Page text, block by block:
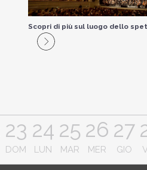
Scopri di più sul luogo dello
23
DOM
24
LUN
25
MAR
26
MER
27
GIO